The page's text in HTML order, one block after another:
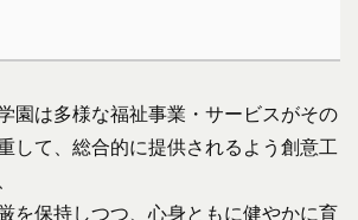
園は多様な福祉事業・サービスがその
して、総合的に提供されるよう創意工
を保持しつつ、心身ともに健やかに育